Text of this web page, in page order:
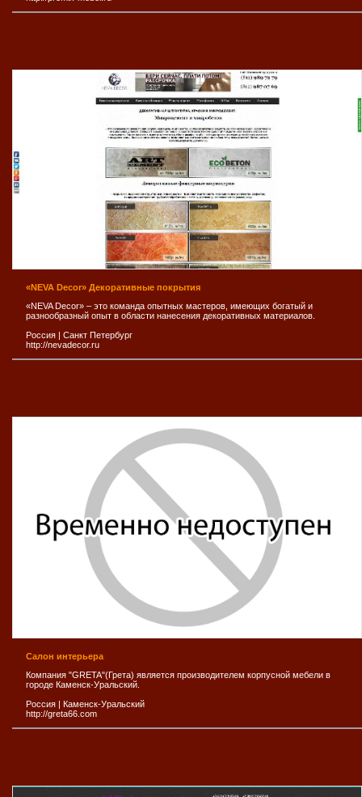
«NEVA Decor» Декоративные покрытия
«NEVA Decor» – это команда опытных мастеров, имеющих богатый и
разнообразный опыт в области нанесения декоративных материалов.
Россия | Санкт Петербург
http://nevadecor.ru
Салон интерьера
Компания "GRETA"(Грета) является производителем корпусной мебели в
городе Каменск-Уральский.
Россия | Каменск-Уральский
http://greta66.com